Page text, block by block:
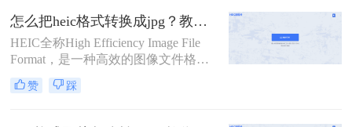
广泛地使用。那么，heic怎样转jpg
呢？下面将为大家介绍三种简单的方
法。
怎么把heic格式转换成jpg？教你三种简单的图片格式转换方法！
HEIC全称High Efficiency Image File
Format，是一种高效的图像文件格
式，由Moving Picture Experts
Group（MPEG）制定。HEIC在图片
赞 踩